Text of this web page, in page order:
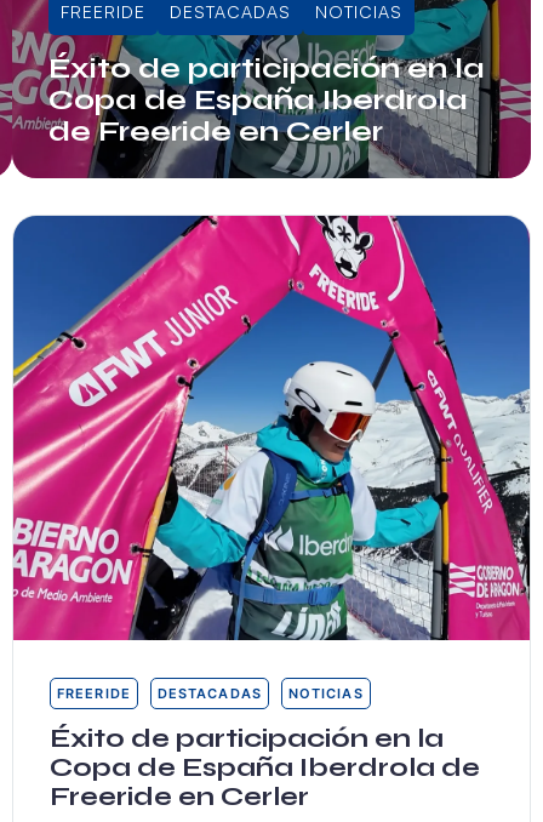
FREERIDE DESTACADAS NOTICIAS
Éxito de participación en la
Copa de España Iberdrola
de Freeride en Cerler
Info RFEDI
FREERIDE DESTACADAS NOTICIAS
Éxito de participación en la
Copa de España Iberdrola de
Freeride en Cerler